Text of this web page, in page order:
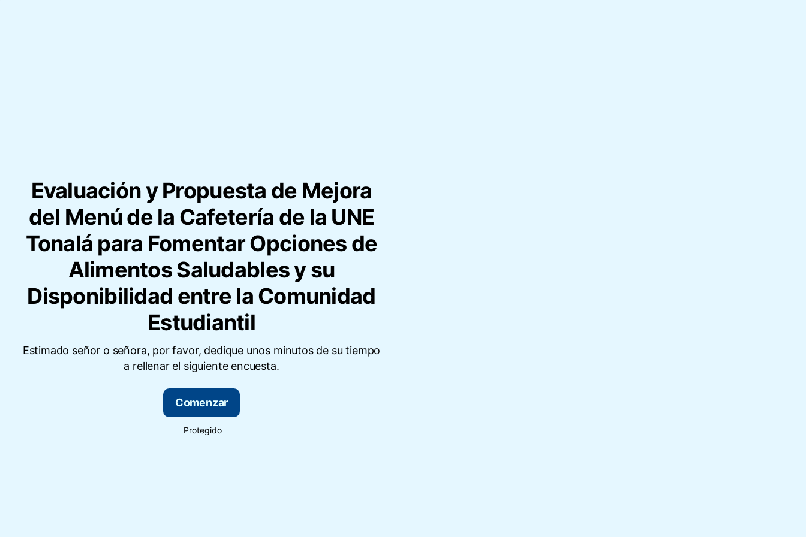
Evaluación y Propuesta de Mejora
del Menú de la Cafetería de la UNE
Tonalá para Fomentar Opciones de
Alimentos Saludables y su
Disponibilidad entre la Comunidad
Estudiantil
Estimado señor o señora, por favor, dedique unos minutos de su tiempo
a rellenar el siguiente encuesta.
Comenzar
Protegido